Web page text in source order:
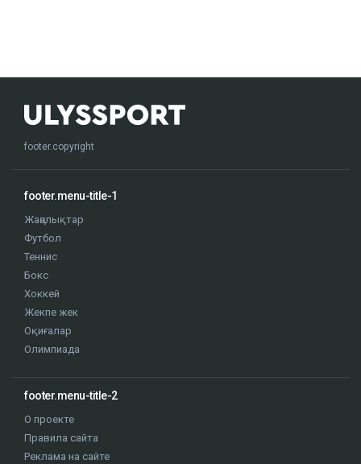
footer.copyright
footer.menu-title-1
Жаңалықтар
Футбол
Теннис
Бокс
Хоккей
Жекпе жек
Оқиғалар
Олимпиада
footer.menu-title-2
О проекте
Правила сайта
Реклама на сайте